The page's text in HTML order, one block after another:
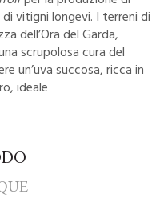
vitigni longevi. I terreni di
dell’Ora del Garda,
scrupolosa cura del
un’uva succosa, ricca in
ideale